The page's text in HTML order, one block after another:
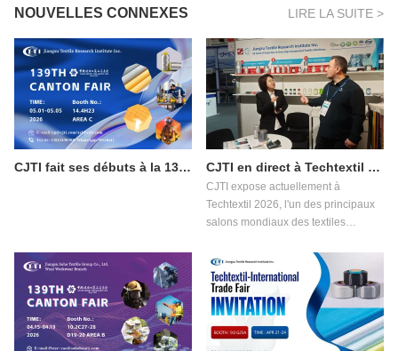
NOUVELLES CONNEXES LIRE LA SUITE >
CJTI fait ses débuts à la 139e Foire de Canton, phase 3 : Présenter des innovations textiles fonctionnelles aux acheteurs du monde entier CJTI en direct à Techtextil 2026 : Présentation de l’innovation dans les textiles fonctionnels
CJTI expose actuellement à
Techtextil 2026, l'un des principaux
salons mondiaux des textiles
tient du 21 au 24 avril 2026 à
Francfort-sur-le-Main.